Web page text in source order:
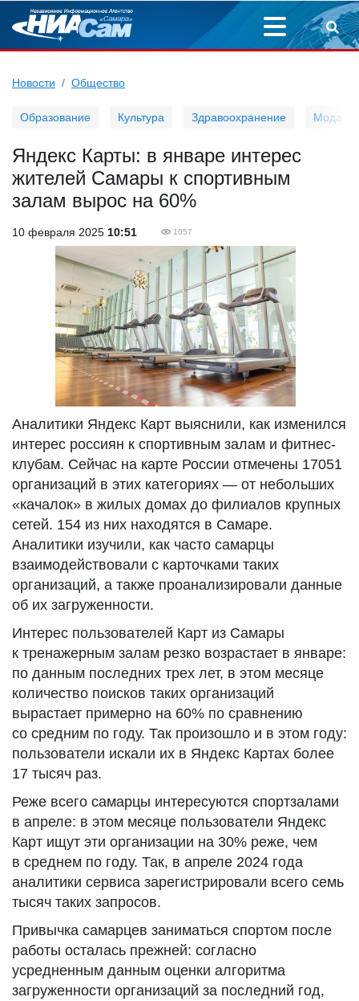
Новости Общество
Образование Культура Здравоохранение Мода
Яндекс Карты: в январе интерес
жителей Самары к спортивным
залам вырос на 60%
10 февраля 2025 10:51 1057
Аналитики Яндекс Карт выяснили, как изменился
интерес россиян к спортивным залам и фитнес-
клубам. Сейчас на карте России отмечены 17051
организаций в этих категориях — от небольших
«качалок» в жилых домах до филиалов крупных
сетей. 154 из них находятся в Самаре.
Аналитики изучили, как часто самарцы
взаимодействовали с карточками таких
организаций, а также проанализировали данные
об их загруженности.
Интерес пользователей Карт из Самары
к тренажерным залам резко возрастает в январе:
по данным последних трех лет, в этом месяце
количество поисков таких организаций
вырастает примерно на 60% по сравнению
со средним по году. Так произошло и в этом году:
пользователи искали их в Яндекс Картах более
17 тысяч раз.
Реже всего самарцы интересуются спортзалами
в апреле: в этом месяце пользователи Яндекс
Карт ищут эти организации на 30% реже, чем
в среднем по году. Так, в апреле 2024 года
аналитики сервиса зарегистрировали всего семь
тысяч таких запросов.
Привычка самарцев заниматься спортом после
работы осталась прежней: согласно
усредненным данным оценки алгоритма
загруженности организаций за последний год,